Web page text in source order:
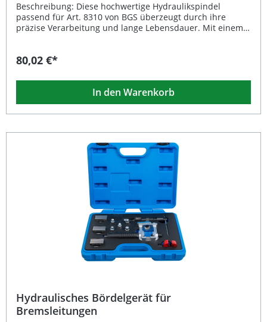
Beschreibung: Diese hochwertige Hydraulikspindel
passend für Art. 8310 von BGS überzeugt durch ihre
präzise Verarbeitung und lange Lebensdauer. Mit einem
eine effiziente Kraftübertragung. Sie eignet sich ideal für
unverzichtbares Ersatzteil für präzise
Hydraulikanwendungen. Passend für Artikelnummer 8310
Robuste und langlebige Konstruktion Exakte Passform für
zuverlässige Leistung Professionelle Qualität für
Lieferumfang: 1 × Hydraulikspindel passend für Art. 8310
80,02 €*
In den Warenkorb
Hydraulisches Bördelgerät für
Bremsleitungen